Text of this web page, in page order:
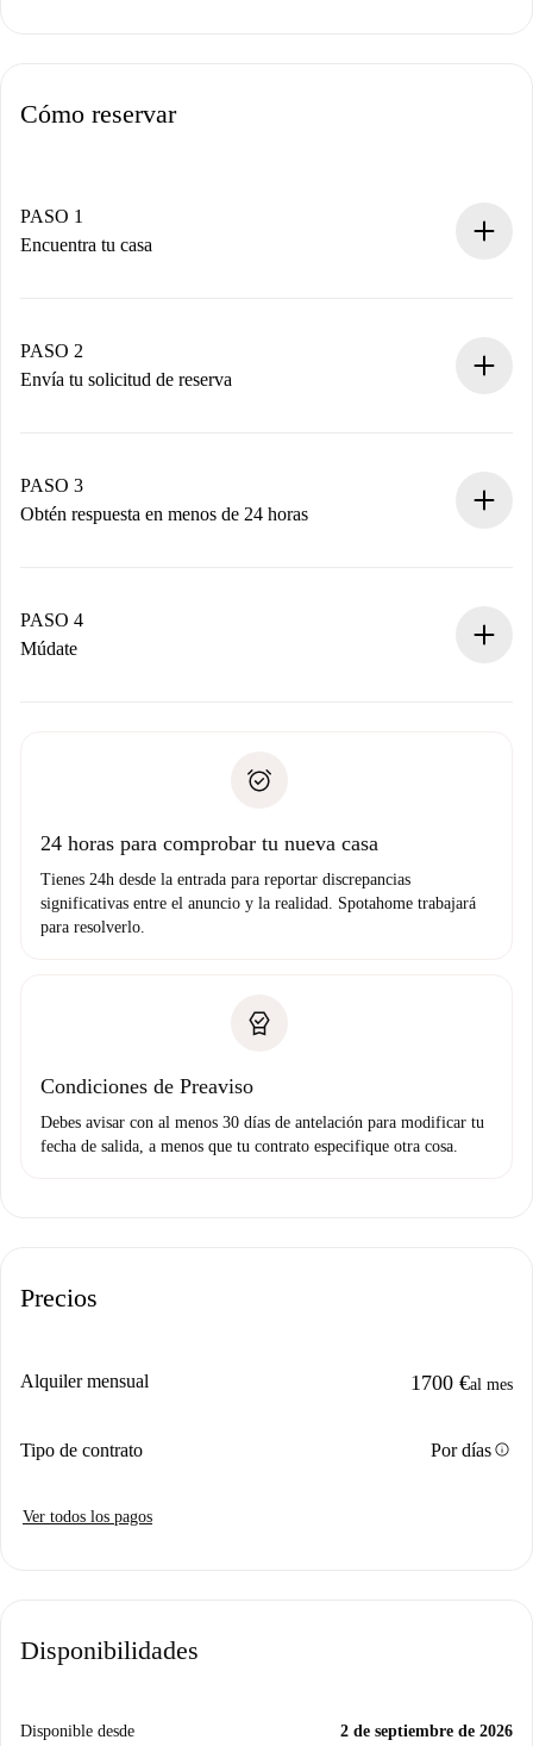
Cómo reservar
PASO 1
Encuentra tu casa
Tienes toda la información necesaria por adelantado.
PASO 2
Envía tu solicitud de reserva
propietario acepte.
PASO 3
Obtén respuesta en menos de 24 horas
contacto con el propietario.
Si es rechazada: No te haremos ningún cargo y te
Prueba de solvencia
PASO 4
Múdate
no nos comunicas ningún problema.
24 horas para comprobar tu nueva casa
Tienes 24h desde la entrada para reportar discrepancias
significativas entre el anuncio y la realidad. Spotahome trabajará
para resolverlo.
Condiciones de Preaviso
Debes avisar con al menos 30 días de antelación para modificar tu
fecha de salida, a menos que tu contrato especifique otra cosa.
Precios
Alquiler mensual 1700 €al mes
Tipo de contrato Por díasinfo
Ver todos los pagos
Disponibilidades
Disponible desde 2 de septiembre de 2026